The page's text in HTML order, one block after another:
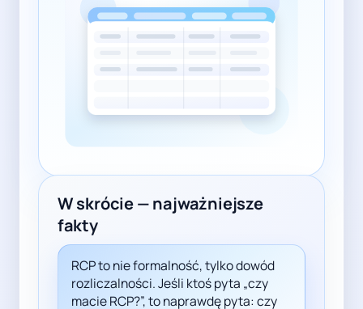
W skrócie — najważniejsze
fakty
RCP to nie formalność, tylko dowód
rozliczalności. Jeśli ktoś pyta „czy
macie RCP?”, to naprawdę pyta: czy